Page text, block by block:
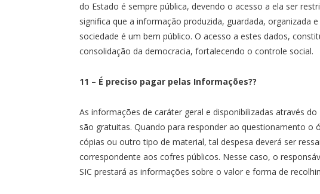
do Estado é sempre pública, devendo o acesso a ela ser
significa que a informação produzida, guardada, organizada
sociedade é um bem público. O acesso a estes dados,
consolidação da democracia, fortalecendo o controle social.
11 – É preciso pagar pelas Informações??
As informações de caráter geral e disponibilizadas através do
são gratuitas. Quando para responder ao questionamento o
cópias ou outro tipo de material, tal despesa deverá ser
correspondente aos cofres públicos. Nesse caso, o
SIC prestará as informações sobre o valor e forma de